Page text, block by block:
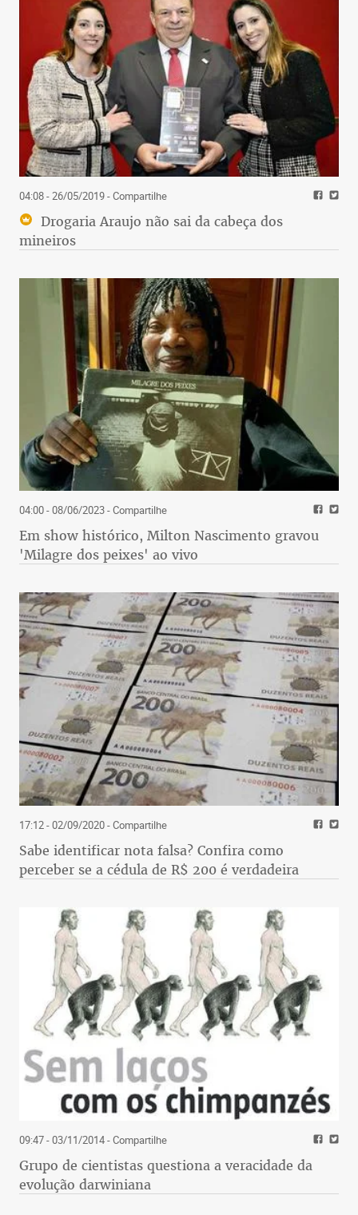
04:08 - 26/05/2019- Compartilhe
Drogaria Araujo não sai da cabeça dos
mineiros
04:00 - 08/06/2023- Compartilhe
Em show histórico, Milton Nascimento gravou
'Milagre dos peixes' ao vivo
17:12 - 02/09/2020- Compartilhe
Sabe identificar nota falsa? Confira como
perceber se a cédula de R$ 200 é verdadeira
09:47 - 03/11/2014- Compartilhe
Grupo de cientistas questiona a veracidade da
evolução darwiniana